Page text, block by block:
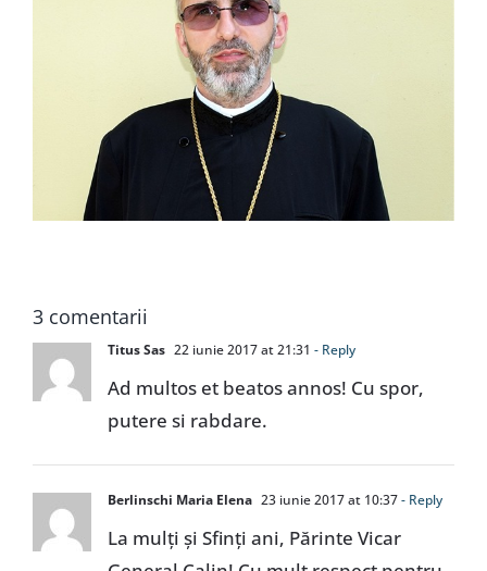
3 comentarii
Titus Sas 22 iunie 2017 at 21:31 - Reply
Ad multos et beatos annos! Cu spor,
putere si rabdare.
Berlinschi Maria Elena 23 iunie 2017 at 10:37- Reply
La mulți și Sfinți ani, Părinte Vicar